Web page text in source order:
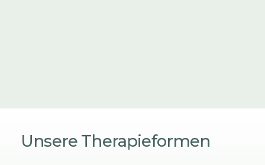
Unsere Therapieformen